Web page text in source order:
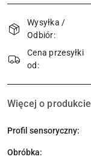
Dostępność
i
dostawa
Wysyłka /
Odbiór:
Cena przesyłki
od:
Więcej o produkcie
Profil sensoryczny:
Obróbka: